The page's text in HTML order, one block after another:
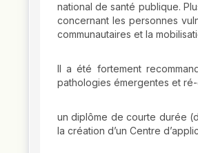
national de santé publique.
concernant les personnes
communautaires et la
Il a été fortement
pathologies émergentes et
un diplôme de courte durée
la création d’un Centre